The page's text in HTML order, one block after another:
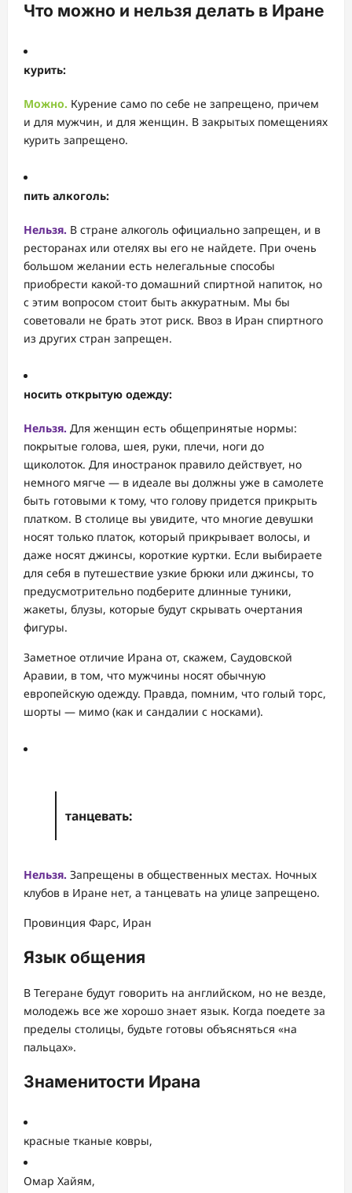
Что можно и нельзя делать в Иране
курить:
Можно. Курение само по себе не запрещено, причем
и для мужчин, и для женщин. В закрытых помещениях
курить запрещено.
пить алкоголь:
Нельзя. В стране алкоголь официально запрещен, и в
ресторанах или отелях вы его не найдете. При очень
большом желании есть нелегальные способы
приобрести какой-то домашний спиртной напиток, но
с этим вопросом стоит быть аккуратным. Мы бы
советовали не брать этот риск. Ввоз в Иран спиртного
из других стран запрещен.
носить открытую одежду:
Нельзя. Для женщин есть общепринятые нормы:
покрытые голова, шея, руки, плечи, ноги до
щиколоток. Для иностранок правило действует, но
немного мягче — в идеале вы должны уже в самолете
быть готовыми к тому, что голову придется прикрыть
платком. В столице вы увидите, что многие девушки
носят только платок, который прикрывает волосы, и
даже носят джинсы, короткие куртки. Если выбираете
для себя в путешествие узкие брюки или джинсы, то
предусмотрительно подберите длинные туники,
жакеты, блузы, которые будут скрывать очертания
фигуры.
Заметное отличие Ирана от, скажем, Саудовской
Аравии, в том, что мужчины носят обычную
европейскую одежду. Правда, помним, что голый торс,
шорты — мимо (как и сандалии с носками).
танцевать:
Нельзя. Запрещены в общественных местах. Ночных
клубов в Иране нет, а танцевать на улице запрещено.
Провинция Фарс, Иран
Язык общения
В Тегеране будут говорить на английском, но не везде,
молодежь все же хорошо знает язык. Когда поедете за
пределы столицы, будьте готовы объясняться «на
пальцах».
Знаменитости Ирана
красные тканые ковры,
Омар Хайям,